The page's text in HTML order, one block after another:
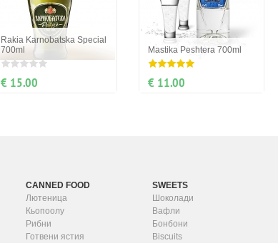
Rakia Karnobatska Special
700ml
€ 15.00
Mastika Peshtera 700ml
€ 11.00
CANNED FOOD
Лютеница
Кьопоолу
Рибни
Готвени ястия
SWEETS
Шоколади
Вафли
Бонбони
Biscuits